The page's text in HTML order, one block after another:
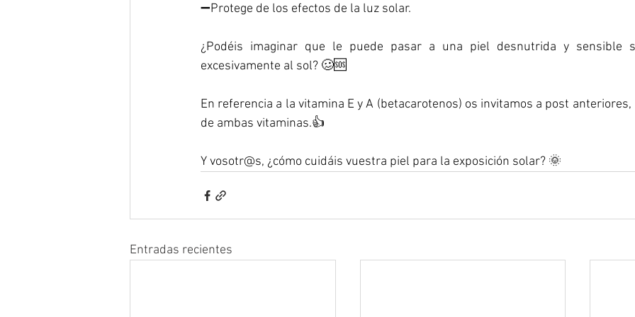
➖Protege de los efectos de la luz solar.
¿Podéis imaginar que le puede pasar a una piel desnutrida y sensible
excesivamente al sol? 🥴🆘
En referencia a la vitamina E y A (betacarotenos) os invitamos a post
de ambas vitaminas.👍
Y vosotr@s, ¿cómo cuidáis vuestra piel para la exposición solar? 🌞
Entradas recientes